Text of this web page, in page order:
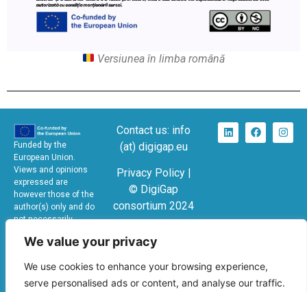
We value your privacy
We use cookies to enhance your browsing experience,
serve personalised ads or content, and analyse our traffic.
Versiunea în limba română
Funded by the
European Union.
Views and opinions
expressed are
however those of the
author(s) only and do
not necessarily
European Union or the
and Culture Executive
Agency (EACEA).
Contact us: info
(at) digigap.eu
Privacy Policy |
© DigiGap
consortium 2024
Cooperation
partnerships in
school education